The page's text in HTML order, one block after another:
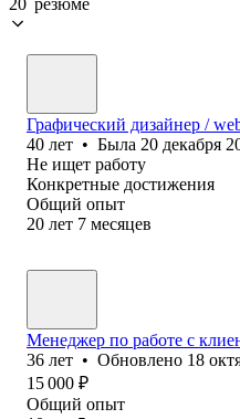
Графический дизайнер /
40 лет • Была 20 декабря
Не ищет работу
Конкретные достижения
Общий опыт
20 лет 7 месяцев
Менеджер по работе с
36 лет • Обновлено 18
15 000 ₽
Общий опыт